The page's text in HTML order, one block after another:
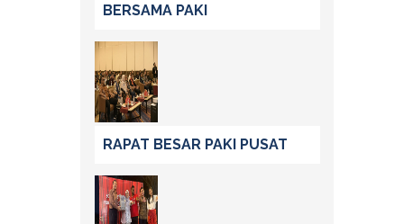
BERSAMA PAKI
RAPAT BESAR PAKI PUSAT